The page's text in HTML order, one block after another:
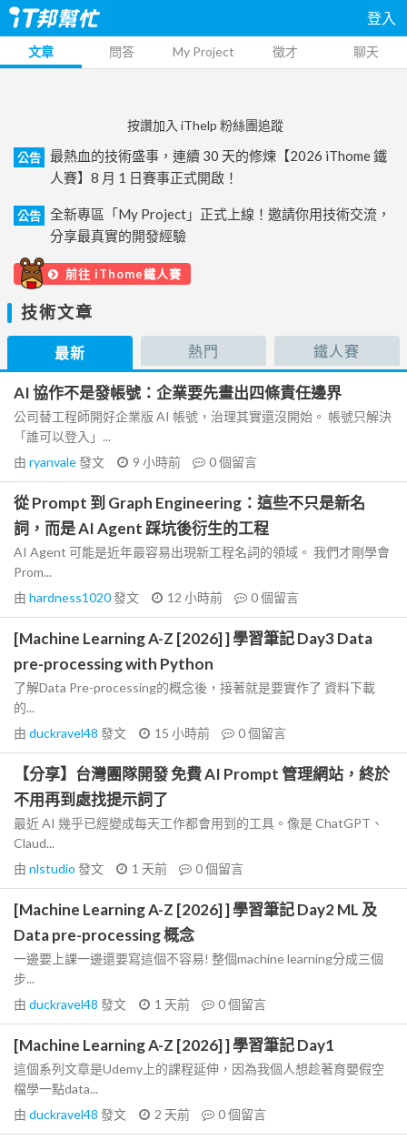
登入
文章 問答 My Project 徵才 聊天
按讚加入 iThelp 粉絲團追蹤
公告
最熱血的技術盛事，連續 30 天的修煉【2026 iThome 鐵
人賽】8 月 1 日賽事正式開啟！
公告
全新專區「My Project」正式上線！邀請你用技術交流，
分享最真實的開發經驗
前往 iThome鐵人賽
技術文章
最新 熱門 鐵人賽
AI 協作不是發帳號：企業要先畫出四條責任邊界
公司替工程師開好企業版 AI 帳號，治理其實還沒開始。 帳號只解決
「誰可以登入」...
由 ryanvale發文 9 小時前 0個留言
從 Prompt 到 Graph Engineering：這些不只是新名
詞，而是 AI Agent 踩坑後衍生的工程
AI Agent 可能是近年最容易出現新工程名詞的領域。 我們才剛學會
Prom...
由 hardness1020發文 12 小時前 0個留言
[Machine Learning A-Z [2026] ] 學習筆記 Day3 Data
pre-processing with Python
了解Data Pre-processing的概念後，接著就是要實作了 資料下載
的...
由 duckravel48 發文 15 小時前 0個留言
【分享】台灣團隊開發 免費 AI Prompt 管理網站，終於
不用再到處找提示詞了
最近 AI 幾乎已經變成每天工作都會用到的工具。像是 ChatGPT、
Claud...
由 nlstudio 發文 1 天前 0個留言
[Machine Learning A-Z [2026] ] 學習筆記 Day2 ML 及
Data pre-processing 概念
一邊要上課一邊還要寫這個不容易! 整個machine learning分成三個
步...
由 duckravel48 發文 1 天前 0個留言
[Machine Learning A-Z [2026] ] 學習筆記 Day1
這個系列文章是Udemy上的課程延伸，因為我個人想趁著育嬰假空
檔學一點data...
由 duckravel48 發文 2 天前 0個留言